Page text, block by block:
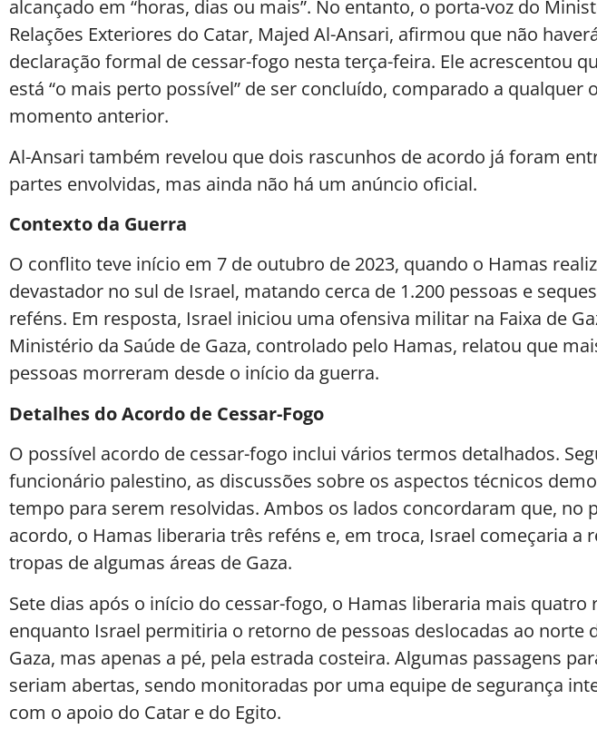
alcançado em “horas, dias ou mais”. No entanto, o porta-voz do
Relações Exteriores do Catar, Majed Al-Ansari, afirmou que não
declaração formal de cessar-fogo nesta terça-feira. Ele acrescentou
está “o mais perto possível” de ser concluído, comparado a qualquer
momento anterior.
Al-Ansari também revelou que dois rascunhos de acordo já foram
partes envolvidas, mas ainda não há um anúncio oficial.
Contexto da Guerra
O conflito teve início em 7 de outubro de 2023, quando o Hamas
devastador no sul de Israel, matando cerca de 1.200 pessoas e
reféns. Em resposta, Israel iniciou uma ofensiva militar na Faixa de
Ministério da Saúde de Gaza, controlado pelo Hamas, relatou que
pessoas morreram desde o início da guerra.
Detalhes do Acordo de Cessar-Fogo
O possível acordo de cessar-fogo inclui vários termos detalhados.
funcionário palestino, as discussões sobre os aspectos técnicos
tempo para serem resolvidas. Ambos os lados concordaram que, no
acordo, o Hamas liberaria três reféns e, em troca, Israel começaria a
tropas de algumas áreas de Gaza.
Sete dias após o início do cessar-fogo, o Hamas liberaria mais quatro
enquanto Israel permitiria o retorno de pessoas deslocadas ao norte
Gaza, mas apenas a pé, pela estrada costeira. Algumas passagens
seriam abertas, sendo monitoradas por uma equipe de segurança
com o apoio do Catar e do Egito.